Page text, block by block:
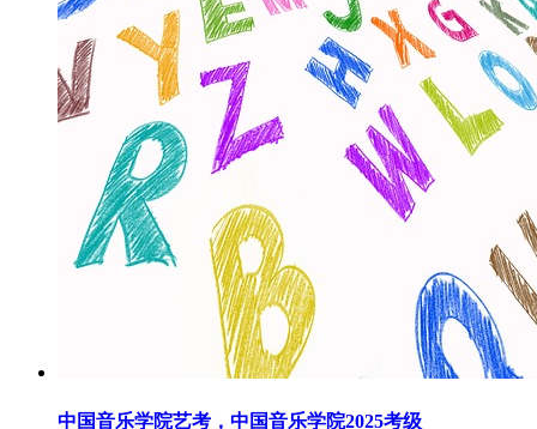
中国音乐学院艺考，中国音乐学院2025考级